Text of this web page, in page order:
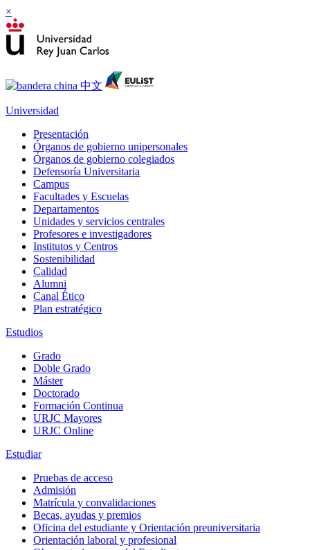
×
Universidad
Presentación
Órganos de gobierno unipersonales
Órganos de gobierno colegiados
Defensoría Universitaria
Campus
Facultades y Escuelas
Departamentos
Unidades y servicios centrales
Profesores e investigadores
Institutos y Centros
Sostenibilidad
Calidad
Alumni
Canal Ético
Plan estratégico
Estudios
Grado
Doble Grado
Máster
Doctorado
Formación Continua
URJC Mayores
URJC Online
Estudiar
Pruebas de acceso
Admisión
Matrícula y convalidaciones
Becas, ayudas y premios
Oficina del estudiante y Orientación preuniversitaria
Orientación laboral y profesional